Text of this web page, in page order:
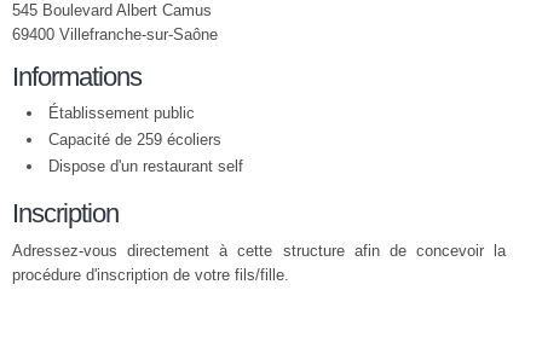
545 Boulevard Albert Camus
69400 Villefranche-sur-Saône
Informations
Établissement public
Capacité de 259 écoliers
Dispose d'un restaurant self
Inscription
Adressez-vous directement à cette structure afin de concevoir la
procédure d'inscription de votre fils/fille.